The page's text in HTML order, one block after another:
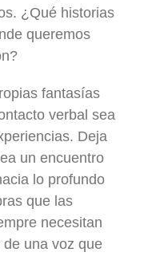
¿Qué historias
queremos
fantasías
verbal sea
Deja
un encuentro
lo profundo
que las
necesitan
una voz que